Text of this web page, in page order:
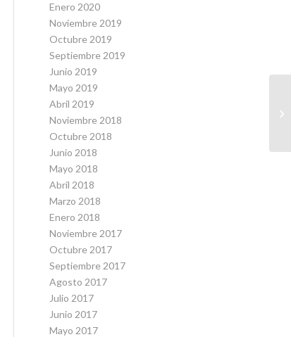
Enero 2020
Noviembre 2019
Octubre 2019
Septiembre 2019
Junio 2019
Mayo 2019
Abril 2019
Noviembre 2018
Octubre 2018
Junio 2018
Mayo 2018
Abril 2018
Marzo 2018
Enero 2018
Noviembre 2017
Octubre 2017
Septiembre 2017
Agosto 2017
Julio 2017
Junio 2017
Mayo 2017